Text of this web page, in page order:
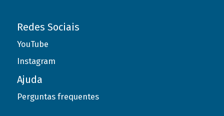
Redes Sociais
YouTube
Instagram
Ajuda
Perguntas frequentes